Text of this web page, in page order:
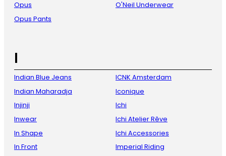
Opus
Opus Pants
O'Neil Underwear
I
Indian Blue Jeans
Indian Maharadja
Injinji
Inwear
In Shape
In Front
ICNK Amsterdam
Iconique
Ichi
Ichi Atelier Rêve
Ichi Accessories
Imperial Riding